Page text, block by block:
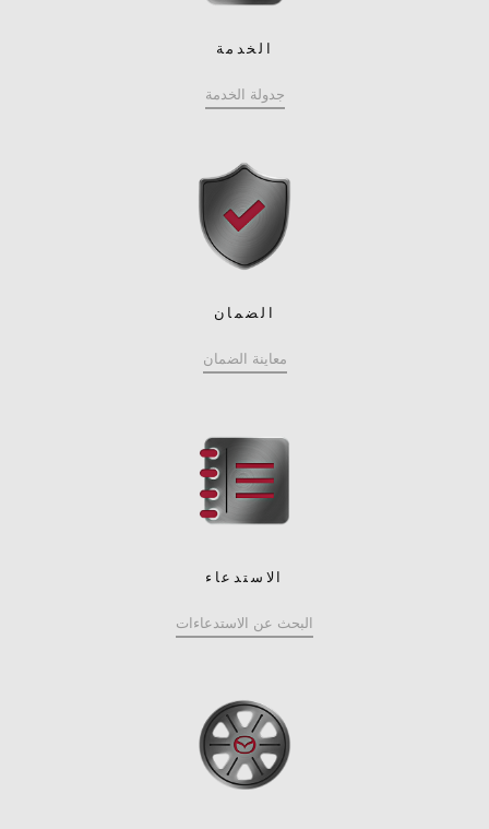
الخدمة
جدولة الخدمة
الضمان
معاينة الضمان
الاستدعاء
البحث عن الاستدعاءات